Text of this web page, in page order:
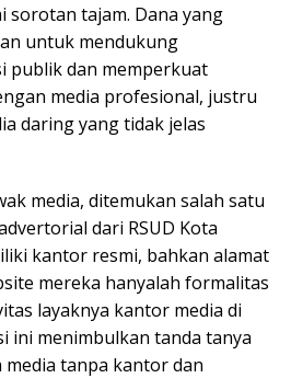
sorotan tajam. Dana yang
untuk mendukung
publik dan memperkuat
media profesional, justru
daring yang tidak jelas
media, ditemukan salah satu
dari RSUD Kota
kantor resmi, bahkan alamat
mereka hanyalah formalitas
layaknya kantor media di
ini menimbulkan tanda tanya
media tanpa kantor dan